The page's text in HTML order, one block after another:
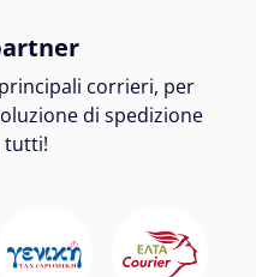
corrieri, per
di spedizione
tutti!